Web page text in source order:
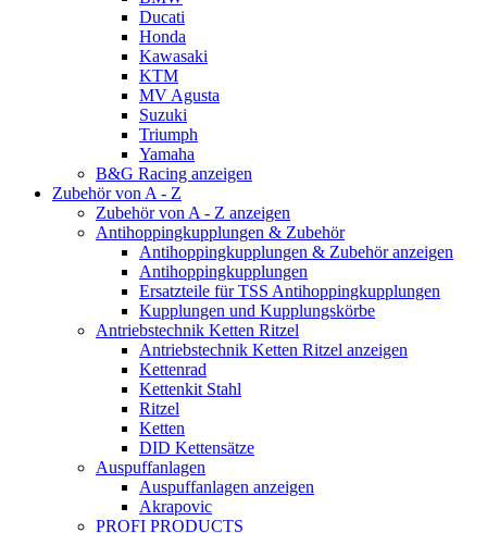
Ducati
Honda
Kawasaki
KTM
MV Agusta
Suzuki
Triumph
Yamaha
B&G Racing anzeigen
Zubehör von A - Z
Zubehör von A - Z anzeigen
Antihoppingkupplungen & Zubehör
Antihoppingkupplungen & Zubehör anzeigen
Antihoppingkupplungen
Ersatzteile für TSS Antihoppingkupplungen
Kupplungen und Kupplungskörbe
Antriebstechnik Ketten Ritzel
Antriebstechnik Ketten Ritzel anzeigen
Kettenrad
Kettenkit Stahl
Ritzel
Ketten
DID Kettensätze
Auspuffanlagen
Auspuffanlagen anzeigen
Akrapovic
PROFI PRODUCTS